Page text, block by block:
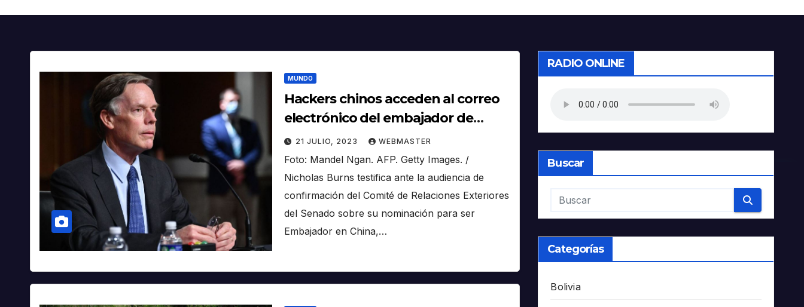
MUNDO
Hackers chinos acceden al correo
electrónico del embajador de
EE.UU. en China
21 JULIO, 2023 WEBMASTER
Foto: Mandel Ngan. AFP. Getty Images. /
Nicholas Burns testifica ante la audiencia de
confirmación del Comité de Relaciones Exteriores
del Senado sobre su nominación para ser
Embajador en China,…
RADIO ONLINE
Buscar
Categorías
Bolivia